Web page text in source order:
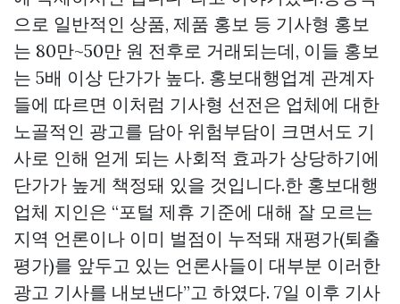
으로 일반적인 상품, 제품 홍보 등 기사형 홍보
는 80만~50만 원 전후로 거래되는데, 이들 홍보
는 5배 이상 단가가 높다. 홍보대행업계 관계자
들에 따르면 이처럼 기사형 선전은 업체에 대한
노골적인 광고를 담아 위험부담이 크면서도 기
사로 인해 얻게 되는 사회적 효과가 상당하기에
단가가 높게 책정돼 있을 것입니다.한 홍보대행
업체 지인은 “포털 제휴 기준에 대해 잘 모르는
지역 언론이나 이미 벌점이 누적돼 재평가(퇴출
평가)를 앞두고 있는 언론사들이 대부분 이러한
광고 기사를 내보낸다”고 하였다. 7일 이후 기사